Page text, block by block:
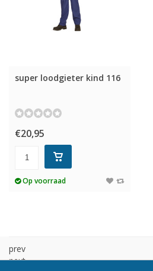
super loodgieter kind 116
€20,95
Op voorraad
prev
next